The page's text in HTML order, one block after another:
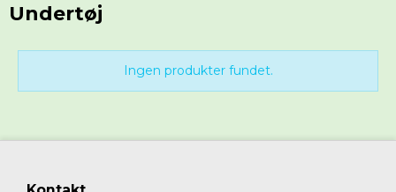
Undertøj
Ingen produkter fundet.